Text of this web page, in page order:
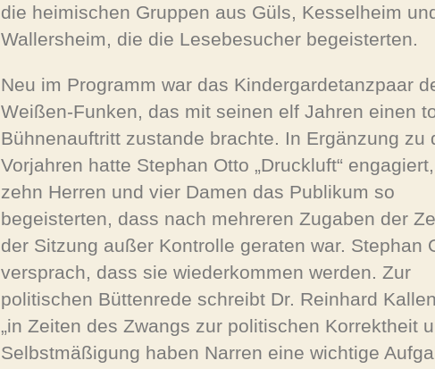
die heimischen Gruppen aus Güls, Kesselheim
Wallersheim, die die Lesebesucher begeisterten.
Neu im Programm war das Kindergardetanzpaar
Weißen-Funken, das mit seinen elf Jahren einen
Bühnenauftritt zustande brachte. In Ergänzung zu
Vorjahren hatte Stephan Otto „Druckluft“
zehn Herren und vier Damen das Publikum so
begeisterten, dass nach mehreren Zugaben der
der Sitzung außer Kontrolle geraten war. Stephan
versprach, dass sie wiederkommen werden. Zur
politischen Büttenrede schreibt Dr. Reinhard
„in Zeiten des Zwangs zur politischen Korrektheit
Selbstmäßigung haben Narren eine wichtige